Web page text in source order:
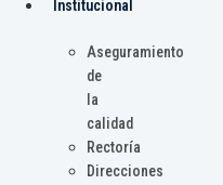
Institucional
Aseguramiento
de
la
calidad
Rectoría
Direcciones